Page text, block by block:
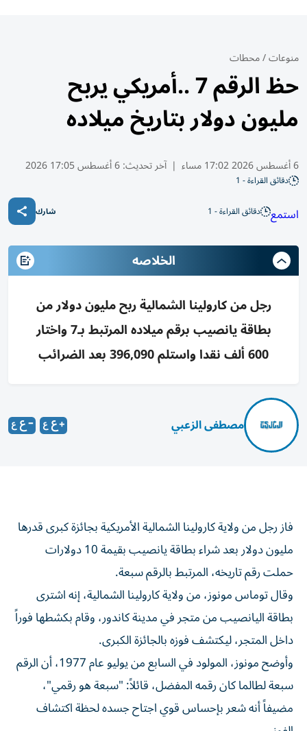
منوعات/محطات
حظ الرقم 7 ..أمريكي يربح
مليون دولار بتاريخ ميلاده
6 أغسطس 2026 17:02 مساء | آخر تحديث:6 أغسطس 17:05 2026
دقائق القراءة - 1
استمع دقائق القراءة - 1 شارك
الخلاصه
رجل من كارولينا الشمالية ربح مليون دولار من
بطاقة يانصيب برقم ميلاده المرتبط بـ7 واختار
600 ألف نقدا واستلم 396,090 بعد الضرائب
مصطفى الزعبي
مليون دولار بعد شراء بطاقة يانصيب بقيمة 10 دولارات
حملت رقم تاريخه، المرتبط بالرقم سبعة.
وقال توماس مونوز، من ولاية كارولينا الشمالية، إنه اشترى
بطاقة اليانصيب من متجر في مدينة كاندور، وقام بكشطها فوراً
داخل المتجر، ليكتشف فوزه بالجائزة الكبرى.
وأوضح مونوز، المولود في السابع من يوليو عام 1977، أن الرقم
سبعة لطالما كان رقمه المفضل، قائلاً: "سبعة هو رقمي"،
مضيفاً أنه شعر بإحساس قوي اجتاح جسده لحظة اكتشاف
الفوز.